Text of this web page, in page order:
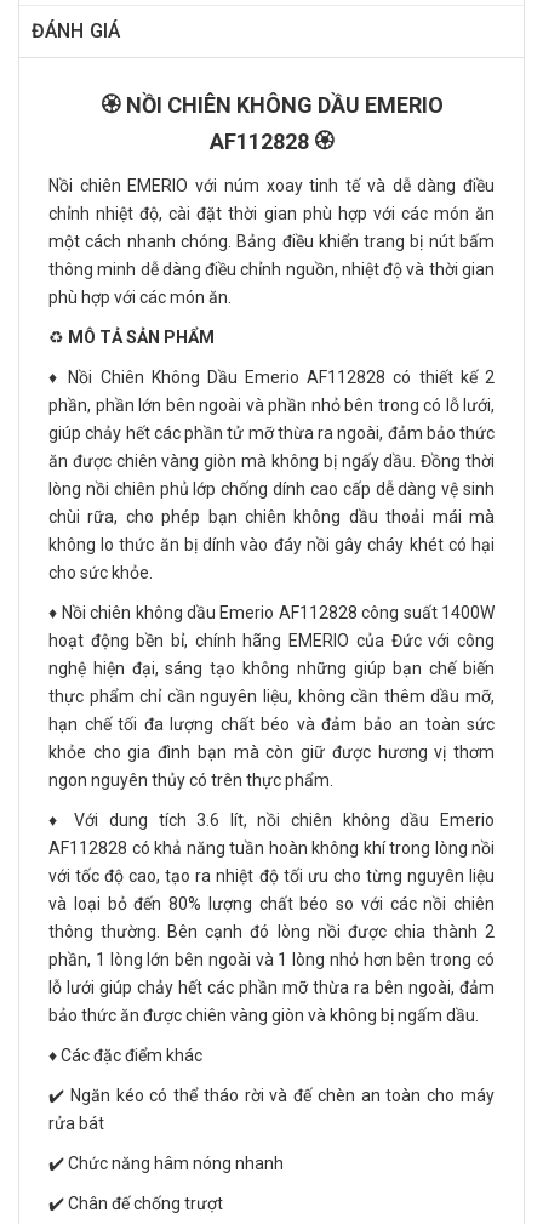
ĐÁNH GIÁ
🏵️ NỒI CHIÊN KHÔNG DẦU EMERIO
AF112828 🏵️
Nồi chiên EMERIO với núm xoay tinh tế và dễ dàng điều
chỉnh nhiệt độ, cài đặt thời gian phù hợp với các món ăn
một cách nhanh chóng. Bảng điều khiển trang bị nút bấm
thông minh dễ dàng điều chỉnh nguồn, nhiệt độ và thời gian
phù hợp với các món ăn.
♻️ MÔ TẢ SẢN PHẨM
♦️ Nồi Chiên Không Dầu Emerio AF112828 có thiết kế 2
phần, phần lớn bên ngoài và phần nhỏ bên trong có lỗ lưới,
giúp chảy hết các phần tử mỡ thừa ra ngoài, đảm bảo thức
ăn được chiên vàng giòn mà không bị ngấy dầu. Đồng thời
lòng nồi chiên phủ lớp chống dính cao cấp dễ dàng vệ sinh
chùi rữa, cho phép bạn chiên không dầu thoải mái mà
không lo thức ăn bị dính vào đáy nồi gây cháy khét có hại
cho sức khỏe.
♦️ Nồi chiên không dầu Emerio AF112828 công suất 1400W
hoạt động bền bỉ, chính hãng EMERIO của Đức với công
nghệ hiện đại, sáng tạo không những giúp bạn chế biến
thực phẩm chỉ cần nguyên liệu, không cần thêm dầu mỡ,
hạn chế tối đa lượng chất béo và đảm bảo an toàn sức
khỏe cho gia đình bạn mà còn giữ được hương vị thơm
ngon nguyên thủy có trên thực phẩm.
♦️ Với dung tích 3.6 lít, nồi chiên không dầu Emerio
AF112828 có khả năng tuần hoàn không khí trong lòng nồi
với tốc độ cao, tạo ra nhiệt độ tối ưu cho từng nguyên liệu
và loại bỏ đến 80% lượng chất béo so với các nồi chiên
thông thường. Bên cạnh đó lòng nồi được chia thành 2
phần, 1 lòng lớn bên ngoài và 1 lòng nhỏ hơn bên trong có
lỗ lưới giúp chảy hết các phần mỡ thừa ra bên ngoài, đảm
bảo thức ăn được chiên vàng giòn và không bị ngấm dầu.
♦️ Các đặc điểm khác
✔️ Ngăn kéo có thể tháo rời và đế chèn an toàn cho máy
rửa bát
✔️ Chức năng hâm nóng nhanh
✔️ Chân đế chống trượt